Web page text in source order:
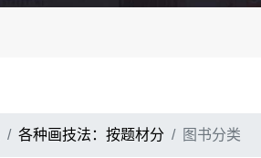
各种画技法：按题材分 图书分类